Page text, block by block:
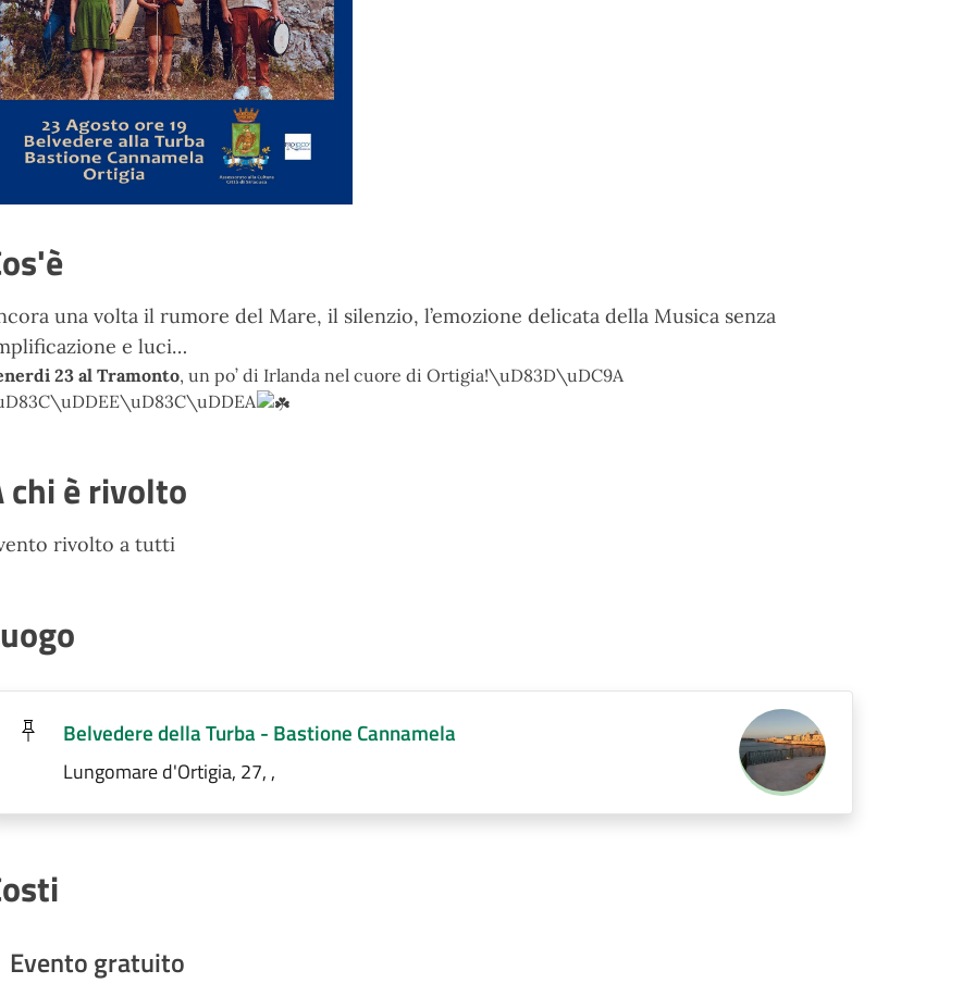
una volta il rumore del Mare, il silenzio, l’emozione delicata della Musica senza
e luci…
23 al Tramonto, un po’ di Irlanda nel cuore di Ortigia!\uD83D\uDC9A
chi è rivolto
rivolto a tutti
Belvedere della Turba - Bastione Cannamela
Lungomare d'Ortigia, 27, ,
Evento gratuito